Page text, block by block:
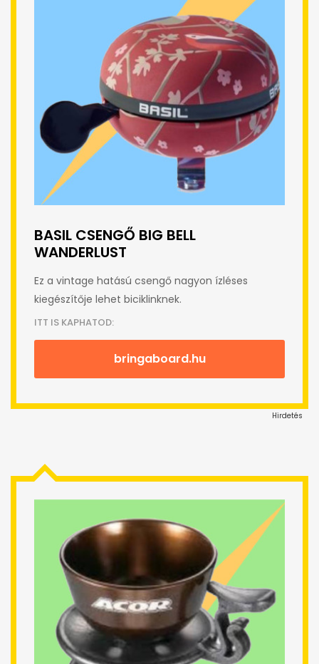
BASIL CSENGŐ BIG BELL
WANDERLUST
Ez a vintage hatású csengő nagyon ízléses
kiegészítője lehet biciklinknek.
ITT IS KAPHATOD:
bringaboard.hu
Hirdetés